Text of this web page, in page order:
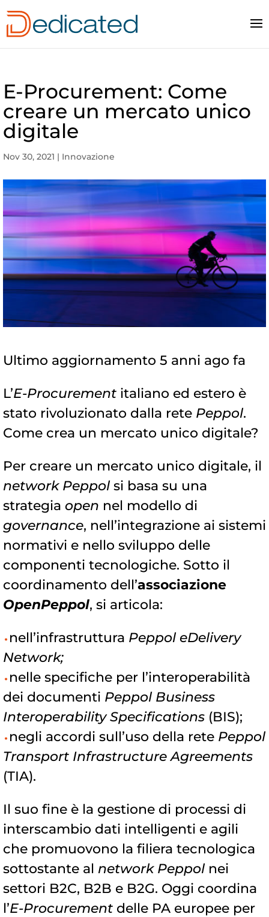
E-Procurement: Come
creare un mercato unico
digitale
Nov 30, 2021 | Innovazione
Ultimo aggiornamento 5 anni ago fa
L’E-Procurement italiano ed estero è
stato rivoluzionato dalla rete Peppol.
Come crea un mercato unico digitale?
Per creare un mercato unico digitale, il
network Peppol si basa su una
strategia open nel modello di
governance, nell’integrazione ai sistemi
normativi e nello sviluppo delle
componenti tecnologiche. Sotto il
coordinamento dell’associazione
OpenPeppol, si articola:
nell’infrastruttura Peppol eDelivery
Network;
nelle specifiche per l’interoperabilità
dei documenti Peppol Business
Interoperability Specifications (BIS);
negli accordi sull’uso della rete Peppol
Transport Infrastructure Agreements
(TIA).
Il suo fine è la gestione di processi di
interscambio dati intelligenti e agili
che promuovono la filiera tecnologica
sottostante al network Peppol nei
settori B2C, B2B e B2G. Oggi coordina
l’E-Procurement delle PA europee per